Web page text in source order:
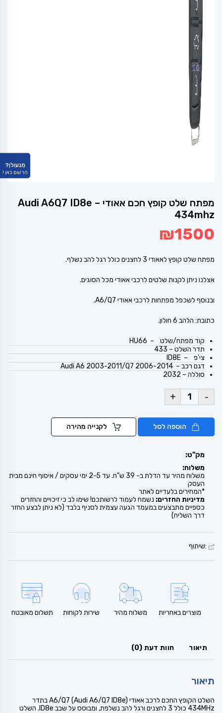
מפתח שלט קופץ חכם אאודי – Audi A6Q7 ID8e
434mhz
₪1500
מפתח שלט קופץ לאאודי 3 לחצנים כולל רגל להב נשלף.
אצלנו ניתן לקנות שלטים לרכבי אאודי מכל הסוגים.
ובנוסף לשכפל מפתחות לרכבי אאודי A6/Q7.
כתובת: הלהב 6 חולון.
קוד מפתח/שלט – HU66
תדר השלט – 433
צי'פ – ID8E
דגם רכב – 2006-2014 Audi A6 2003-2011/Q7
סוללה – 2032
-
+
הוספה לסל לקנייה מהירה
מק"ט:
משלוח:
משלוח מהיר עד הדלת ב- 39 ש"ח. עד 2-5 ימי עסקים / איסוף חינם מבית
העסק
*המחירים בלעדיים לאתר
מדיניות החזרים: נשמח לעמוד לרשותכם! שימו לב כי זיכויים והחזרים
כספיים מתבצעים במעמד הגעה עצמית לסניף בלבד (לא ניתן לבצע החזר
דרך השליח)
:שיתוף
מוצרים באחריות משלוח מהיר שירות לקוחות תשלום מאובטח
תיאור חוות דעת (0)
תיאור
השלט הקופץ החכם לרכב אאודי A6/Q7 (Audi A6/Q7 ID8e) בתדר
434MHz כולל 3 לחצנים ורגל להב נשלפת, ומבוסס על שבב ID8e. השלט
מנעולן?
הרשם כאן !